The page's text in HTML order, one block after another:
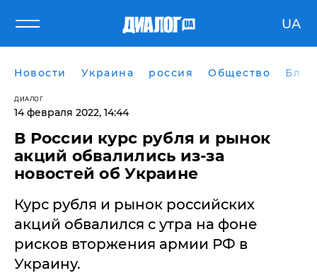
UA
Новости Украина россия Общество
ДИАЛОГ
14 февраля 2022, 14:44
В России курс рубля и рынок
акций обвалились из-за
новостей об Украине
Курс рубля и рынок российских
акций обвалился с утра на фоне
рисков вторжения армии РФ в
Украину.